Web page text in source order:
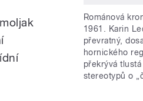
Románová
1961. Karin
převratný,
hornického
překrývá
stereotypů o